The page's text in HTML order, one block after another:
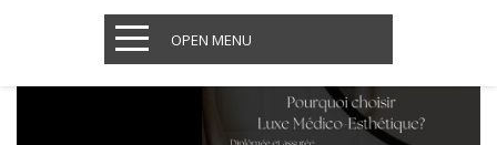
OPEN MENU